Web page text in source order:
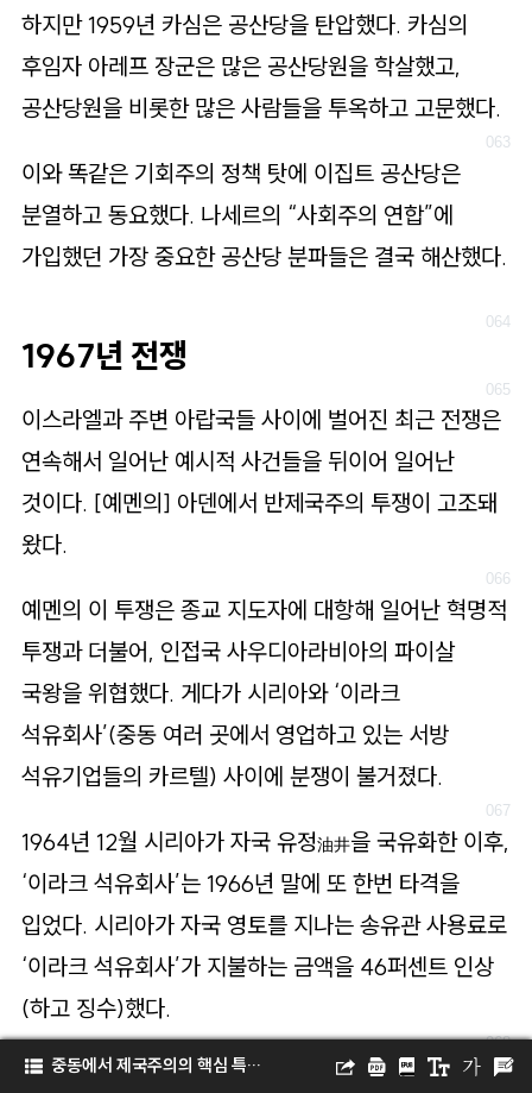
하지만 1959년 카심은 공산당을 탄압했다. 카심의
후임자 아레프 장군은 많은 공산당원을 학살했고,
공산당원을 비롯한 많은 사람들을 투옥하고 고문했다.
이와 똑같은 기회주의 정책 탓에 이집트 공산당은
분열하고 동요했다. 나세르의 “사회주의 연합”에
가입했던 가장 중요한 공산당 분파들은 결국 해산했다.
1967년 전쟁
이스라엘과 주변 아랍국들 사이에 벌어진 최근 전쟁은
연속해서 일어난 예시적 사건들을 뒤이어 일어난
것이다. [예멘의] 아덴에서 반제국주의 투쟁이 고조돼
왔다.
예멘의 이 투쟁은 종교 지도자에 대항해 일어난 혁명적
투쟁과 더불어, 인접국 사우디아라비아의 파이살
국왕을 위협했다. 게다가 시리아와 ‘이라크
석유회사’(중동 여러 곳에서 영업하고 있는 서방
석유기업들의 카르텔) 사이에 분쟁이 불거졌다.
1964년 12월 시리아가 자국 유정油井을 국유화한 이후,
‘이라크 석유회사’는 1966년 말에 또 한번 타격을
입었다. 시리아가 자국 영토를 지나는 송유관 사용료로
‘이라크 석유회사’가 지불하는 금액을 46퍼센트 인상
(하고 징수)했다.
게다가 시리아는 원유 운반비를 1톤당 1실링 1펜스에서
중동에서 제국주의의 핵심 특징은 석유다